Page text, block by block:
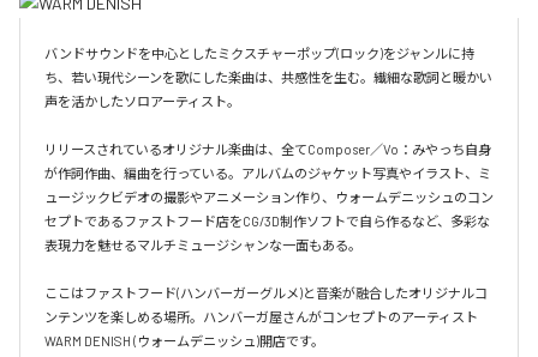
バンドサウンドを中心としたミクスチャーポップ(ロック)をジャンルに持
ち、若い現代シーンを歌にした楽曲は、共感性を生む。繊細な歌詞と暖かい
声を活かしたソロアーティスト。
リリースされているオリジナル楽曲は、全てComposer／Vo：みやっち自身
が作詞作曲、編曲を行っている。アルバムのジャケット写真やイラスト、ミ
ュージックビデオの撮影やアニメーション作り、ウォームデニッシュのコン
セプトであるファストフード店をCG/3D制作ソフトで自ら作るなど、多彩な
表現力を魅せるマルチミュージシャンな一面もある。
ここはファストフード(ハンバーガーグルメ)と音楽が融合したオリジナルコ
ンテンツを楽しめる場所。ハンバーガ屋さんがコンセプトのアーティスト
WARM DENISH (ウォームデニッシュ)開店です。